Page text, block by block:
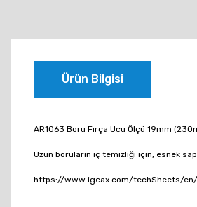
Ürün Bilgisi
AR1063 Boru Fırça Ucu Ölçü 19mm
Uzun boruların iç temizliği için, esnek
https://www.igeax.com/techSheets/en/